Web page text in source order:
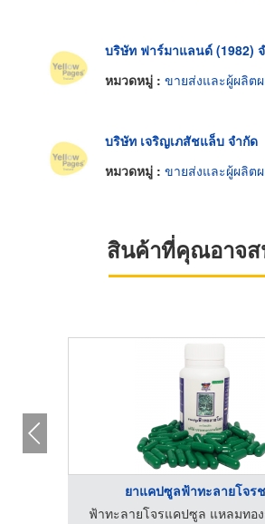
บริษัท ฟาร์มาแลนด์ (1982)
หมวดหมู่ : ขายส่งและผู้ผลิต
บริษัท เจริญเภสัชแล็บ จำกัด
หมวดหมู่ : ขายส่งและผู้ผลิต
สินค้าที่คุณอาจส
ยาแคปซูลฟ้าทะลายโจร
ฟ้าทะลายโจรแคปซูล แหลมทอ